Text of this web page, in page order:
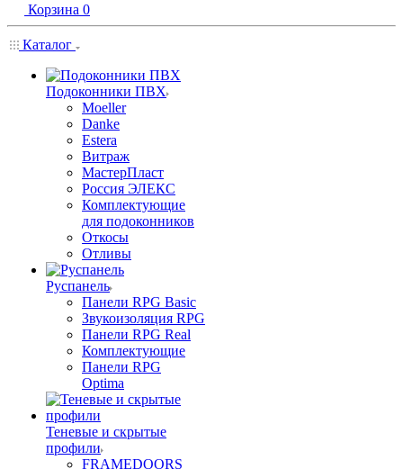
Корзина 0
Каталог
Подоконники ПВХ
Moeller
Danke
Estera
Витраж
МастерПласт
Россия ЭЛЕКС
Комплектующие
для подоконников
Откосы
Отливы
Руспанель
Панели RPG Basic
Звукоизоляция RPG
Панели RPG Real
Комплектующие
Панели RPG
Optima
Теневые и скрытые
профили
FRAMEDOORS